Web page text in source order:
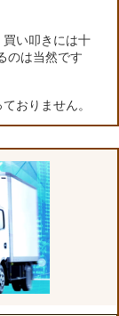
い叩きには十
のは当然です
おりません。